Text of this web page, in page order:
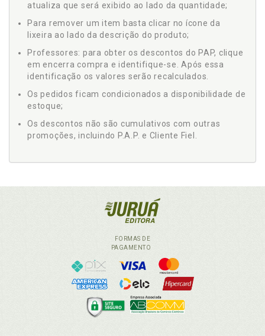
atualiza que será exibido ao lado da quantidade;
Para remover um item basta clicar no ícone da
lixeira ao lado da descrição do produto;
Professores: para obter os descontos do PAP, clique
em encerra compra e identifique-se. Após essa
identificação os valores serão recalculados.
Os pedidos ficam condicionados a disponibilidade de
estoque;
Os descontos não são cumulativos com outras
promoções, incluindo P.A.P. e Cliente Fiel.
FORMAS DE
PAGAMENTO